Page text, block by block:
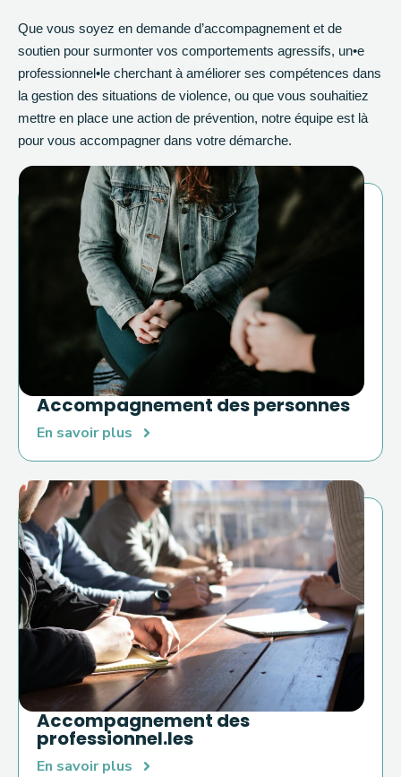
Que vous soyez en demande d’accompagnement et de
soutien pour surmonter vos comportements agressifs, un•e
professionnel•le cherchant à améliorer ses compétences dans
la gestion des situations de violence, ou que vous souhaitiez
mettre en place une action de prévention, notre équipe est là
pour vous accompagner dans votre démarche.
Accompagnement des personnes
En savoir plus
Accompagnement des
professionnel.les
En savoir plus